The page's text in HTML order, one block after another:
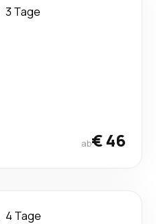
3 Tage
ab€ 46
4 Tage